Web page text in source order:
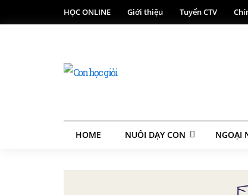
HỌC ONLINE Giới thiệu Tuyển CTV
HOME NUÔI DẠY CON NGOẠI